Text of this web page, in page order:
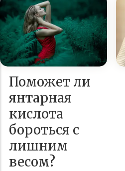
Поможет ли
янтарная
кислота
бороться с
лишним
весом?